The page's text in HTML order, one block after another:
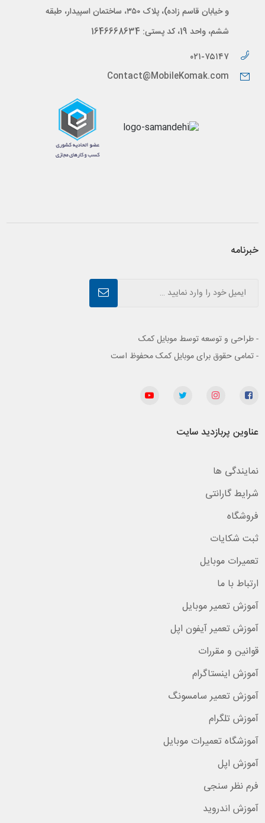
و خیابان قاسم زاده)، پلاک ۳۵۰، ساختمان اسپیدار، طبقه
ششم، واحد 19، کد پستی: 1646668634
۰۲۱-۷۵۱۴۷
Contact@MobileKomak.com
خبرنامه
- طراحی و توسعه توسط موبایل کمک
- تمامی حقوق برای موبایل کمک محفوظ است
عناوین پربازدید سایت
نمایندگی ها
شرایط گارانتی
فروشگاه
ثبت شکایات
تعمیرات موبایل
ارتباط با ما
آموزش تعمیر موبایل
آموزش تعمیر آیفون اپل
قوانین و مقررات
آموزش اینستاگرام
آموزش تعمیر سامسونگ
آموزش تلگرام
آموزشگاه تعمیرات موبایل
آموزش اپل
فرم نظر سنجی
آموزش اندروید